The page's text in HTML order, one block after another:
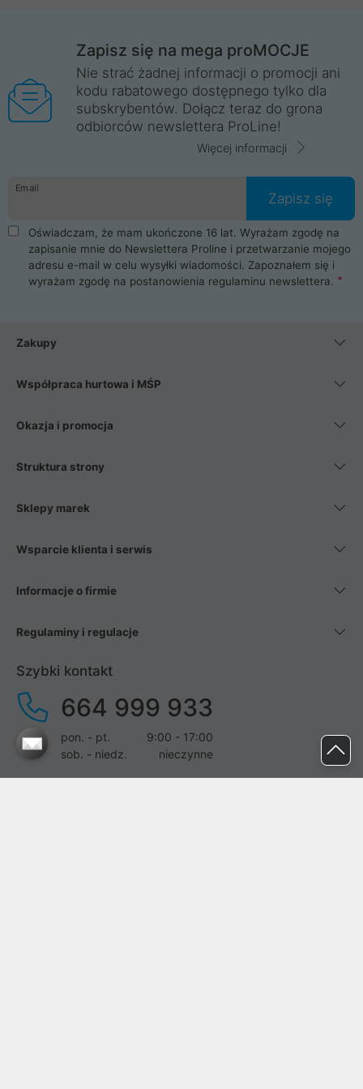
Zapisz się na mega proMOCJE
Nie strać żadnej informacji o promocji ani
kodu rabatowego dostępnego tylko dla
subskrybentów. Dołącz teraz do grona
odbiorców newslettera ProLine!
Więcej informacji
Email
Zapisz się
Oświadczam, że mam ukończone 16 lat. Wyrażam zgodę na
zapisanie mnie do Newslettera Proline i przetwarzanie mojego
adresu e-mail w celu wysyłki wiadomości. Zapoznałem się i
wyrażam zgodę na postanowienia regulaminu newslettera.
Zakupy
Współpraca hurtowa i MŚP
Okazja i promocja
Struktura strony
Sklepy marek
Wsparcie klienta i serwis
Informacje o firmie
Regulaminy i regulacje
Szybki kontakt
664 999 933
pon. - pt.
9:00 - 17:00
sob. - niedz.
nieczynne